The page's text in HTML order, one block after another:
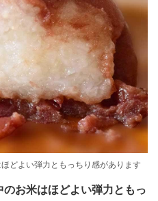
どよい弾力ともっちり感があります
お米はほどよい弾力ともっ